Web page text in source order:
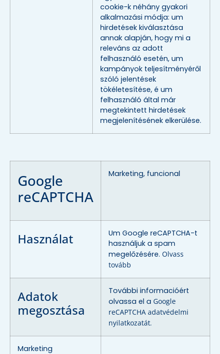
cookie-k néhány gyakori
alkalmazási módja: um
hirdetések kiválasztása
annak alapján, hogy mi a
releváns az adott
felhasználó esetén, um
kampányok teljesítményéről
szóló jelentések
tökéletesítése, é um
felhasználó által már
megtekintett hirdetések
megjelenítésének elkerülése.
Google
reCAPTCHA
Marketing, funcional
Használat
Um Google reCAPTCHA-t
használjuk a spam
megelőzésére. Olvass
tovább
Adatok
megosztása
További informacióért
olvassa el a Google
reCAPTCHA adatvédelmi
nyilatkozatát.
Marketing